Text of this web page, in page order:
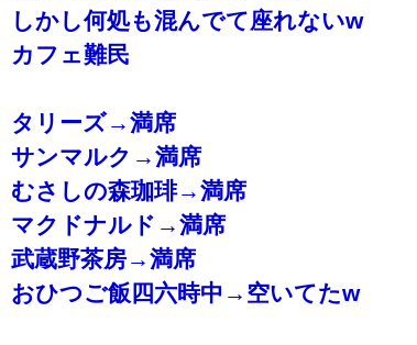
しかし何処も混んでて座れないw
カフェ難民
タリーズ→満席
サンマルク→満席
むさしの森珈琲→満席
マクドナルド→満席
武蔵野茶房→満席
おひつご飯四六時中→空いてたw